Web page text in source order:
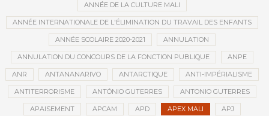
ANNÉE DE LA CULTURE MALI
ANNÉE INTERNATIONALE DE L'ÉLIMINATION DU TRAVAIL DES ENFANTS
ANNÉE SCOLAIRE 2020-2021 ANNULATION
ANNULATION DU CONCOURS DE LA FONCTION PUBLIQUE ANPE
ANR ANTANANARIVO ANTARCTIQUE ANTI-IMPÉRIALISME
ANTITERRORISME ANTÓNIO GUTERRES ANTONIO GUTERRES
APAISEMENT APCAM APD APEX MALI APJ